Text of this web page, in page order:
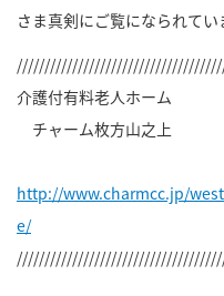
さま真剣にご覧になられて
介護付有料老人ホーム
チャーム枚方山之上
http://www.charmcc.jp/
e/